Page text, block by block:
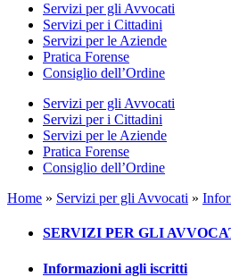
Servizi per gli Avvocati
Servizi per i Cittadini
Servizi per le Aziende
Pratica Forense
Consiglio dell’Ordine
Servizi per gli Avvocati
Servizi per i Cittadini
Servizi per le Aziende
Pratica Forense
Consiglio dell’Ordine
Home » Servizi per gli Avvocati »
SERVIZI PER GLI
Informazioni agli iscritti